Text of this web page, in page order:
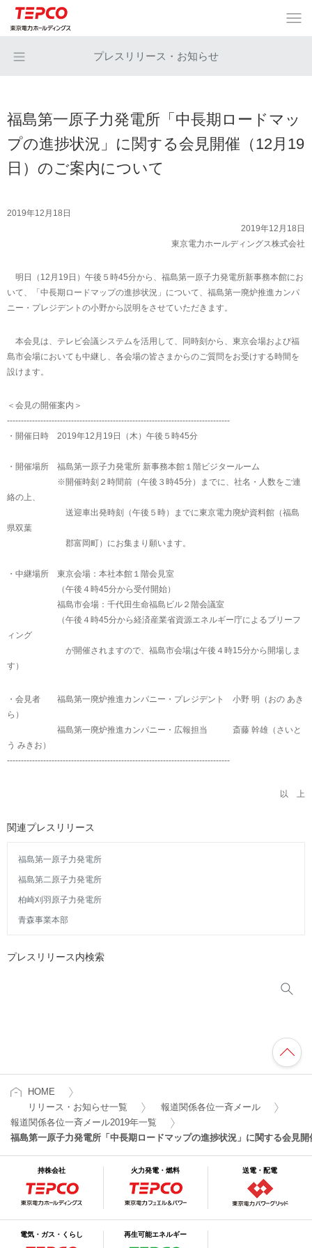
プレスリリース・お知らせ
福島第一原子力発電所「中長期ロードマッ
プの進捗状況」に関する会見開催（12月19
日）のご案内について
2019年12月18日
2019年12月18日
東京電力ホールディングス株式会社
明日（12月19日）午後５時45分から、福島第一原子力発電所新事務本館にお
いて、「中長期ロードマップの進捗状況」について、福島第一廃炉推進カンパ
ニー・プレジデントの小野から説明をさせていただきます。
本会見は、テレビ会議システムを活用して、同時刻から、東京会場および福
島市会場においても中継し、各会場の皆さまからのご質問をお受けする時間を
設けます。
＜会見の開催案内＞
--------------------------------------------------------------------------------
・開催日時 2019年12月19日（木）午後５時45分
・開催場所 福島第一原子力発電所 新事務本館１階ビジタールーム
※開催時刻２時間前（午後３時45分）までに、社名・人数をご連
絡の上、
送迎車出発時刻（午後５時）までに東京電力廃炉資料館（福島
県双葉
郡富岡町）にお集まり願います。
・中継場所 東京会場：本社本館１階会見室
（午後４時45分から受付開始）
福島市会場：千代田生命福島ビル２階会議室
（午後４時45分から経済産業省資源エネルギー庁によるブリーフ
ィング
が開催されますので、福島市会場は午後４時15分から開場しま
す）
・会見者 福島第一廃炉推進カンパニー・プレジデント 小野 明（おの あき
ら）
福島第一廃炉推進カンパニー・広報担当 斎藤 幹雄（さいと
う みきお）
--------------------------------------------------------------------------------
以 上
関連プレスリリース
福島第一原子力発電所
福島第二原子力発電所
柏崎刈羽原子力発電所
青森事業本部
プレスリリース内検索
HOME
リリース・お知らせ一覧
報道関係各位一斉メール
報道関係各位一斉メール2019年一覧
福島第一原子力発電所「中長期ロードマップの進捗状況」に関する会見
持株会社 火力発電・燃料 送電・配電
電気・ガス・くらし 再生可能エネルギー